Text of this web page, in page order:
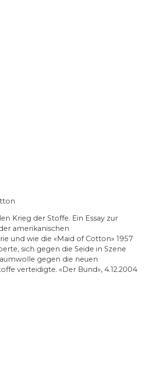
Krieg der Stoffe. Ein Essay zur
amerikanischen
und wie die «Maid of Cotton» 1957
sich gegen die Seide in Szene
gegen die neuen
verteidigte. «Der Bund», 4.12.2004